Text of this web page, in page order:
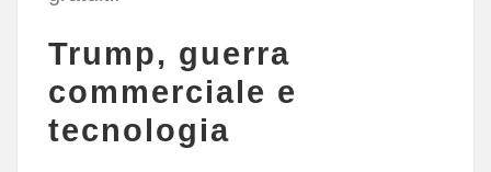
Trump, guerra
commerciale e
tecnologia